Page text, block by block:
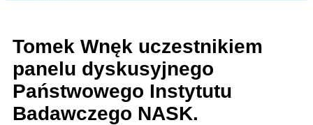
Tomek Wnęk uczestnikiem
panelu dyskusyjnego
Państwowego Instytutu
Badawczego NASK.